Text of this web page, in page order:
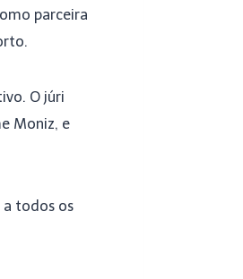
parceira
O júri
Moniz, e
a todos os